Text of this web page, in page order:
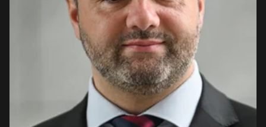
EURÓPA JÖVŐFESZTIVÁLJA
INGYENES DIÁK- ÉS TANÁRREGISZTRÁCIÓ